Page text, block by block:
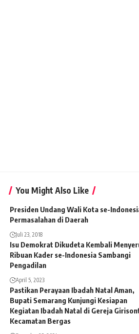
You Might Also Like
Presiden Undang Wali Kota se-
Permasalahan di Daerah
Juli 23, 2018
Isu Demokrat Dikudeta Kembali
Ribuan Kader se-Indonesia Sambangi
Pengadilan
April 5, 2023
Pastikan Perayaan Ibadah Natal Aman,
Bupati Semarang Kunjungi Kesiapan
Kegiatan Ibadah Natal di Gereja
Kecamatan Bergas